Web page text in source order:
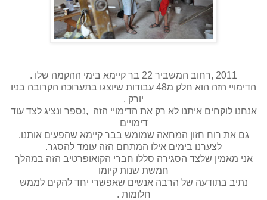
2011 ,רחוב המשביר 22 בר קיימא בימי ההקמה שלו .
הדימויי הזה הוא חלק מ48 עבודות שיוצגו בתערוכה הקרובה בניו
יורק .
אנחנו לוקחים איתנו לא רק את הדימויי הזה ,נספר ונציג לצד עוד
דימויים
גם את רוח חזון המחאה שמומש בבר קיימא שהפעים אותנו.
לצערנו בימים אילו המתחם הזה עומד להסגר.
אני מאמין שלצד הסגירה סללו חברי הקואופרטיב הזה במהלך
חמשת שנות קיומו
נתיב בתודעה של הרבה אנשים שאפשרי יחד להקים לממש
חלומות .